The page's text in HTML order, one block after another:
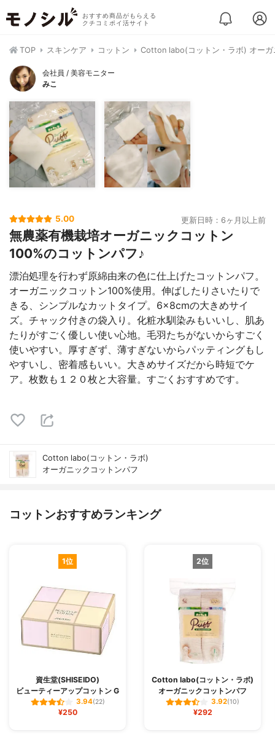
おすすめ商品がもらえる
クチコミポイ活サイト
TOP スキンケア コットン Cotton labo(コットン・ラボ) オーガ
会社員 / 美容モニター
みこ
5.00 更新日時：6ヶ月以上前
無農薬有機栽培オーガニックコットン
100%のコットンパフ♪
漂泊処理を行わず原綿由来の色に仕上げたコットンパフ。
オーガニックコットン100%使用。伸ばしたりさいたりで
きる、シンプルなカットタイプ。6×8cmの大きめサイ
ズ。チャック付きの袋入り。化粧水馴染みもいいし、肌あ
たりがすごく優しい使い心地。毛羽たちがないからすごく
使いやすい。厚すぎず、薄すぎないからパッティングもし
やすいし、密着感もいい。大きめサイズだから時短でケ
ア。枚数も１２０枚と大容量。すごくおすすめです。
Cotton labo(コットン・ラボ)
オーガニックコットンパフ
コットンおすすめランキング
1位
資生堂(SHISEIDO)
ビューティーアップコットン G
3.94(22)
¥250
2位
Cotton labo(コットン・ラボ)
オーガニックコットンパフ
3.92(10)
¥292